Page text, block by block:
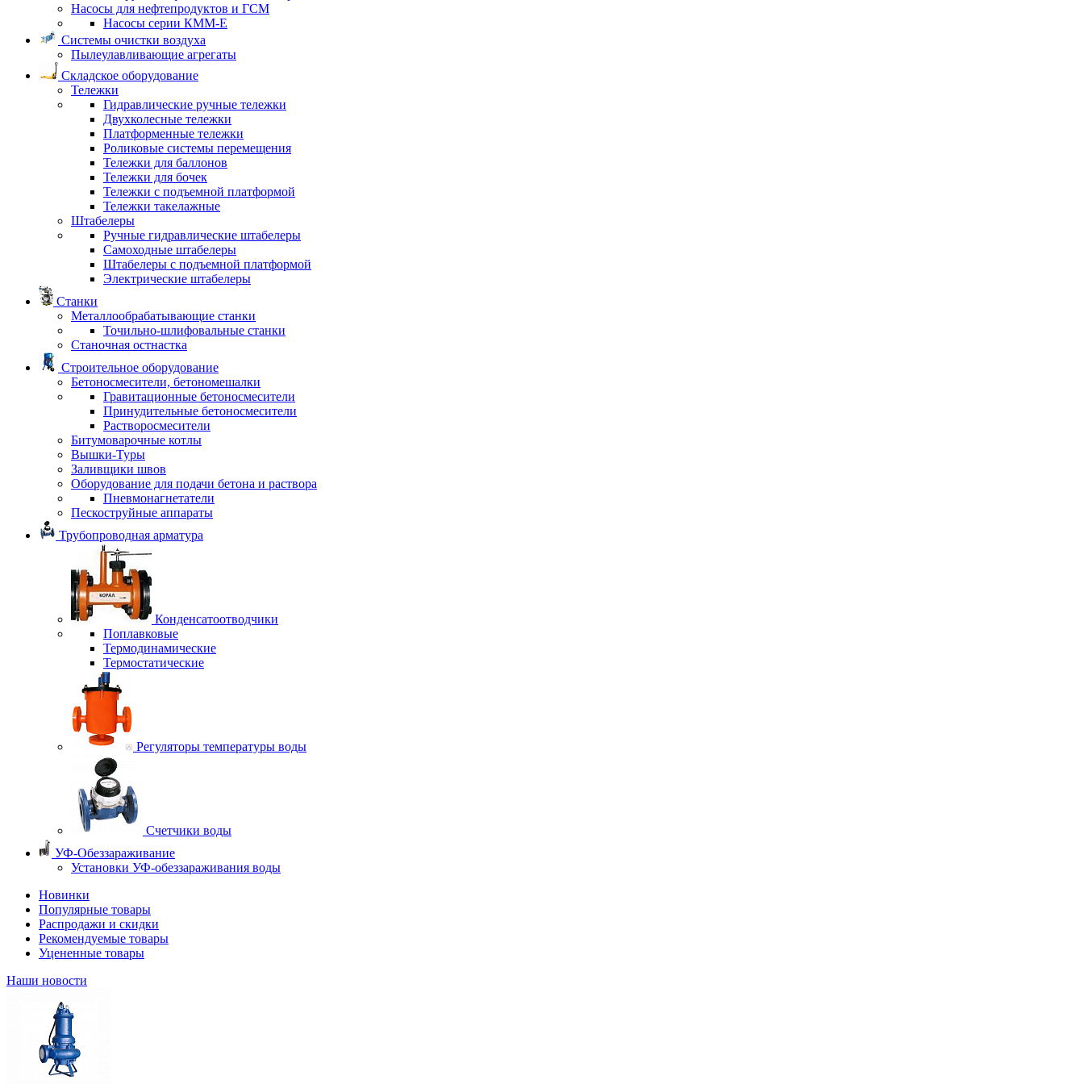
Насосы для нефтепродуктов и ГСМ
Насосы серии КММ-Е
Системы очистки воздуха
Пылеулавливающие агрегаты
Складское оборудование
Тележки
Гидравлические ручные тележки
Двухколесные тележки
Платформенные тележки
Роликовые системы перемещения
Тележки для баллонов
Тележки для бочек
Тележки с подъемной платформой
Тележки такелажные
Штабелеры
Ручные гидравлические штабелеры
Самоходные штабелеры
Штабелеры с подъемной платформой
Электрические штабелеры
Станки
Металлообрабатывающие станки
Точильно-шлифовальные станки
Станочная остнастка
Строительное оборудование
Бетоносмесители, бетономешалки
Гравитационные бетоносмесители
Принудительные бетоносмесители
Растворосмесители
Битумоварочные котлы
Вышки-Туры
Заливщики швов
Оборудование для подачи бетона и раствора
Пневмонагнетатели
Пескоструйные аппараты
Трубопроводная арматура
Конденсатоотводчики
Поплавковые
Термодинамические
Термостатические
Регуляторы температуры воды
Счетчики воды
УФ-Обеззараживание
Установки УФ-обеззараживания воды
Новинки
Популярные товары
Распродажи и скидки
Рекомендуемые товары
Уцененные товары
Наши новости